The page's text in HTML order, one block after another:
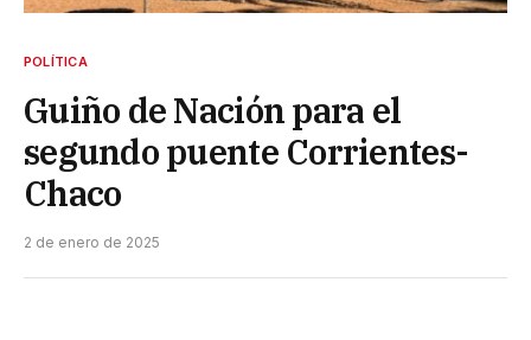
POLÍTICA
Guiño de Nación para el
segundo puente Corrientes-
Chaco
2 de enero de 2025